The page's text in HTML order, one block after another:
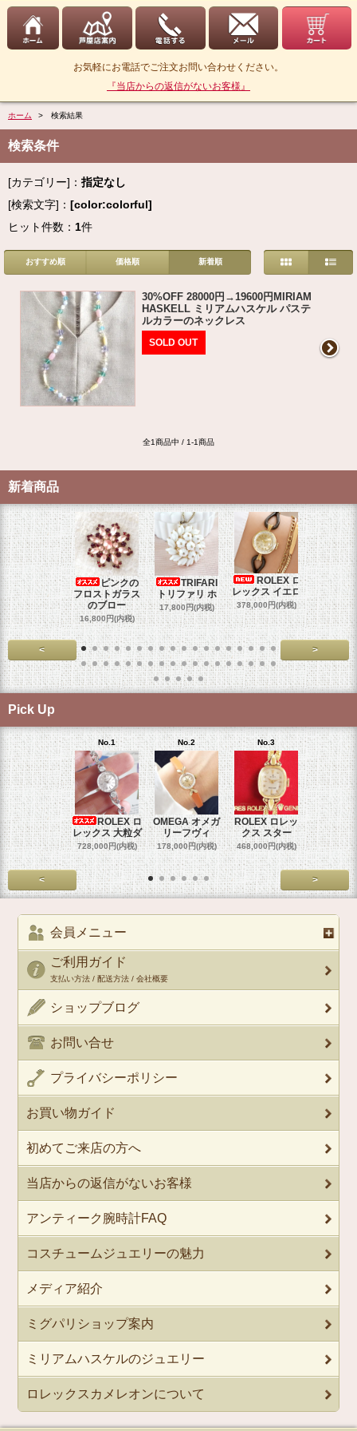
お気軽にお電話でご注文お問い合わせください。
『当店からの返信がないお客様』
ホーム > 検索結果
検索条件
[カテゴリー]： 指定なし
[検索文字]： [color:colorful]
ヒット件数： 1件
おすすめ順 価格順 新着順
30%OFF 28000円→19600円MIRIAM
HASKELL ミリアムハスケル パステ
ルカラーのネックレス
SOLD OUT
全1商品中 / 1-1商品
新着商品
ピンクの
フロストガラス
のブロー
16,800円(内税)
TRIFARI
トリファリ ホ
17,800円(内税)
ROLEX ロ
レックス イエロ
378,000円(内税)
ジュリア
29,000円(
< >
Pick Up
No.1
ROLEX ロ
レックス 大粒ダ
728,000円(内税)
No.2
OMEGA オメガ
リーフヴィ
178,000円(内税)
No.3
ROLEX ロレッ
クス スター
468,000円(内税)
No.4
ROLEX
クス
458,000円
< >
会員メニュー
ご利用ガイド
支払い方法 / 配送方法 / 会社概要
ショップブログ
お問い合せ
プライバシーポリシー
お買い物ガイド
初めてご来店の方へ
当店からの返信がないお客様
アンティーク腕時計FAQ
コスチュームジュエリーの魅力
メディア紹介
ミグパリショップ案内
ミリアムハスケルのジュエリー
ロレックスカメレオンについて